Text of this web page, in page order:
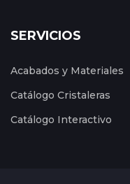
SERVICIOS
Acabados y Materiales
Catálogo Cristaleras
Catálogo Interactivo